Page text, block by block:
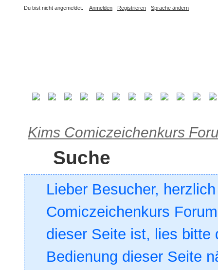
Du bist nicht angemeldet. Anmelden Registrieren Sprache ändern
Kims Comiczeichenkurs
Suche
Lieber Besucher,
Comiczeichenkurs
dieser Seite ist, lies bitte
Bedienung dieser Seite